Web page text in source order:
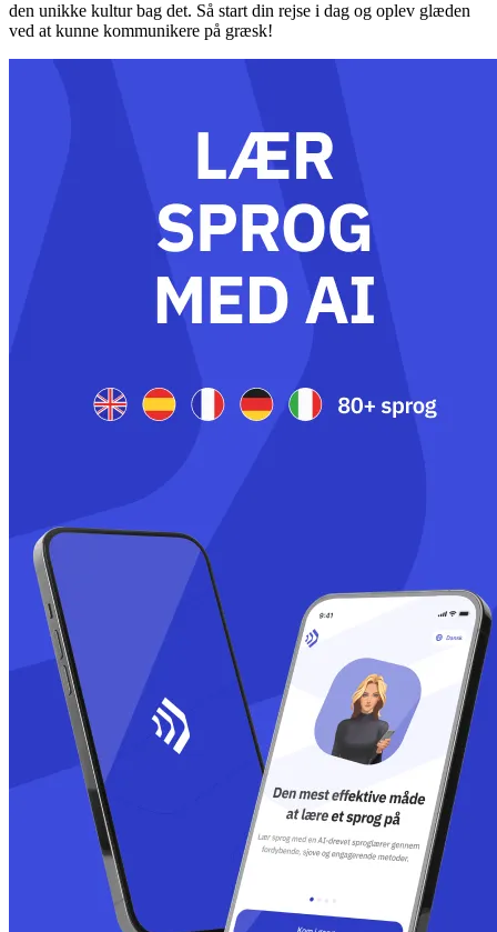
den unikke kultur bag det. Så start din rejse i dag og oplev glæden
ved at kunne kommunikere på græsk!